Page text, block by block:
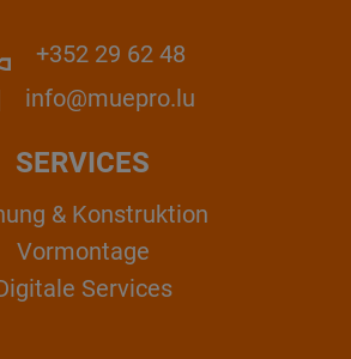
+352 29 62 48
info@muepro.lu
SERVICES
& Konstruktion
Vormontage
Services